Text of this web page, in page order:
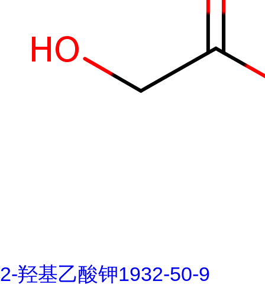
2-羟基乙酸钾1932-50-9